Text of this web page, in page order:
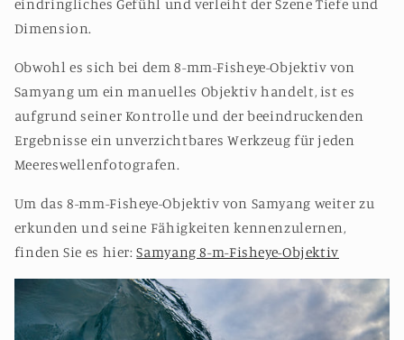
eindringliches Gefühl und verleiht der Szene Tiefe und
Dimension.
Obwohl es sich bei dem 8-mm-Fisheye-Objektiv von
Samyang um ein manuelles Objektiv handelt, ist es
aufgrund seiner Kontrolle und der beeindruckenden
Ergebnisse ein unverzichtbares Werkzeug für jeden
Meereswellenfotografen.
Um das 8-mm-Fisheye-Objektiv von Samyang weiter zu
erkunden und seine Fähigkeiten kennenzulernen,
finden Sie es hier:Samyang 8-m-Fisheye-Objektiv